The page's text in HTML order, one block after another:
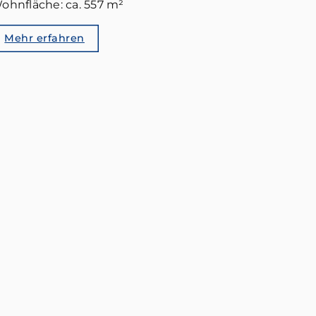
ca. 557 m²
Mehr erfahren